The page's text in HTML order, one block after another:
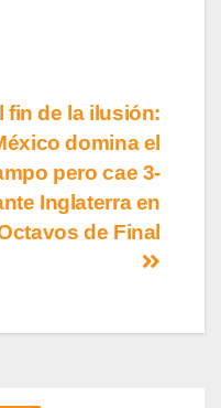
fin de la ilusión:
domina el
pero cae 3-
Inglaterra en
de Final